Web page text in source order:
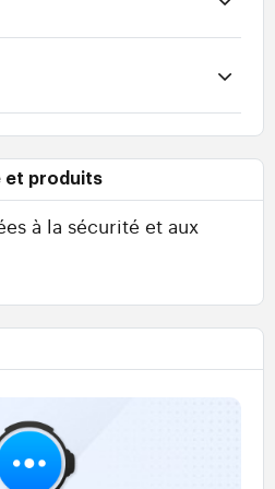
et produits
à la sécurité et aux